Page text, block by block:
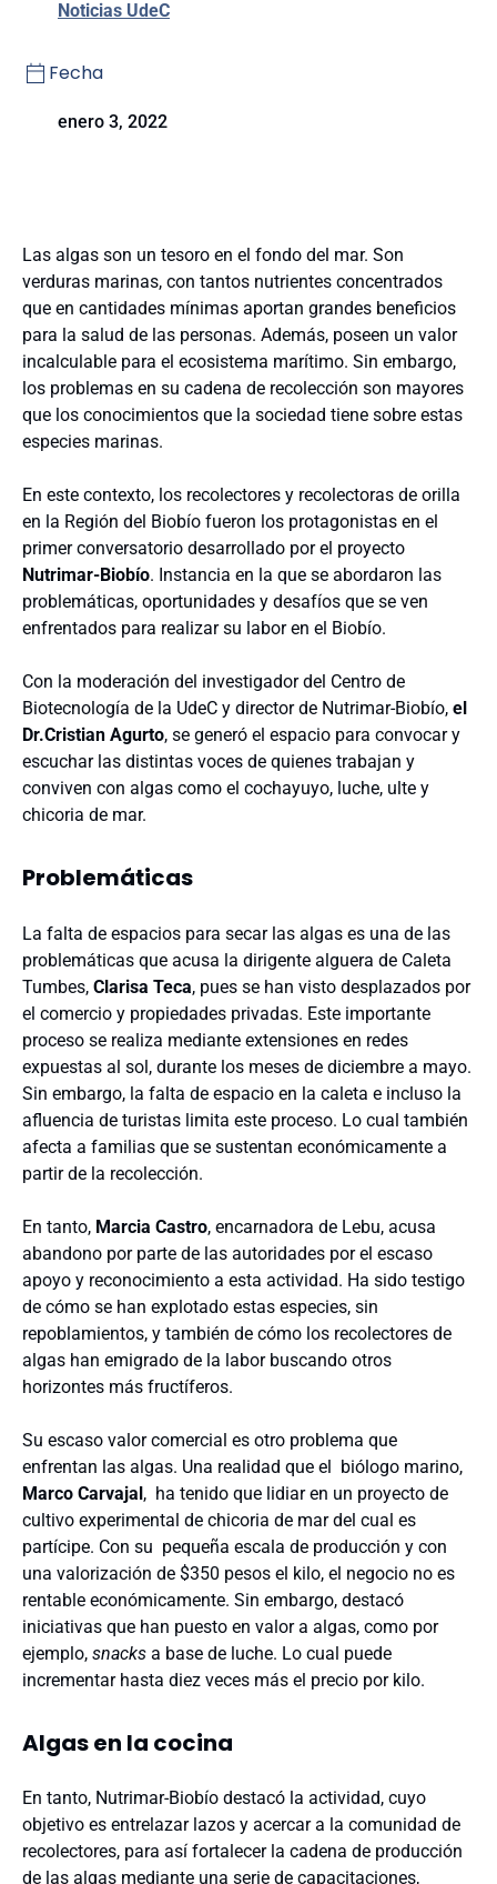
Noticias UdeC
Fecha
enero 3, 2022
Las algas son un tesoro en el fondo del mar. Son
verduras marinas, con tantos nutrientes concentrados
que en cantidades mínimas aportan grandes beneficios
para la salud de las personas. Además, poseen un valor
incalculable para el ecosistema marítimo. Sin embargo,
los problemas en su cadena de recolección son mayores
que los conocimientos que la sociedad tiene sobre estas
especies marinas.
En este contexto, los recolectores y recolectoras de orilla
en la Región del Biobío fueron los protagonistas en el
primer conversatorio desarrollado por el proyecto
Nutrimar-Biobío. Instancia en la que se abordaron las
problemáticas, oportunidades y desafíos que se ven
enfrentados para realizar su labor en el Biobío.
Con la moderación del investigador del Centro de
Biotecnología de la UdeC y director de Nutrimar-Biobío, el
Dr.Cristian Agurto, se generó el espacio para convocar y
escuchar las distintas voces de quienes trabajan y
conviven con algas como el cochayuyo, luche, ulte y
chicoria de mar.
Problemáticas
La falta de espacios para secar las algas es una de las
problemáticas que acusa la dirigente alguera de Caleta
Tumbes, Clarisa Teca, pues se han visto desplazados por
el comercio y propiedades privadas. Este importante
proceso se realiza mediante extensiones en redes
expuestas al sol, durante los meses de diciembre a mayo.
Sin embargo, la falta de espacio en la caleta e incluso la
afluencia de turistas limita este proceso. Lo cual también
afecta a familias que se sustentan económicamente a
partir de la recolección.
En tanto, Marcia Castro, encarnadora de Lebu, acusa
abandono por parte de las autoridades por el escaso
apoyo y reconocimiento a esta actividad. Ha sido testigo
de cómo se han explotado estas especies, sin
repoblamientos, y también de cómo los recolectores de
algas han emigrado de la labor buscando otros
horizontes más fructíferos.
Su escaso valor comercial es otro problema que
enfrentan las algas. Una realidad que el biólogo marino,
Marco Carvajal, ha tenido que lidiar en un proyecto de
cultivo experimental de chicoria de mar del cual es
partícipe. Con su pequeña escala de producción y con
una valorización de $350 pesos el kilo, el negocio no es
rentable económicamente. Sin embargo, destacó
iniciativas que han puesto en valor a algas, como por
ejemplo, snacks a base de luche. Lo cual puede
incrementar hasta diez veces más el precio por kilo.
Algas en la cocina
En tanto, Nutrimar-Biobío destacó la actividad, cuyo
objetivo es entrelazar lazos y acercar a la comunidad de
recolectores, para así fortalecer la cadena de producción
de las algas mediante una serie de capacitaciones,